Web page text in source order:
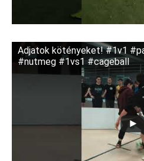
Adjatok kötényeket! #1v1
#nutmeg #1vs1 #cageball